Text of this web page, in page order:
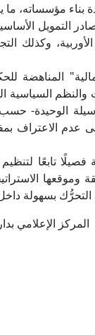
مؤسساته، ما
التمويل
وكذلك
المناهضة
السياسية
الوحيدة-
عدم الاعتراف
فصيلًا تابعًا
بسهولة
المركز الإعلامي بدار